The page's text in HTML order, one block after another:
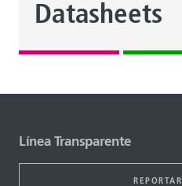
Datasheets
Línea Transparente
REPORTAR